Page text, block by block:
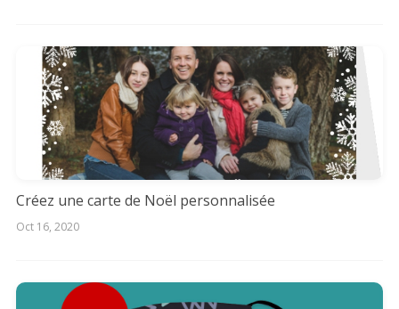
Créez une carte de Noël personnalisée
Oct 16, 2020